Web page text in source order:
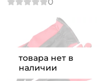
товара нет в
наличии